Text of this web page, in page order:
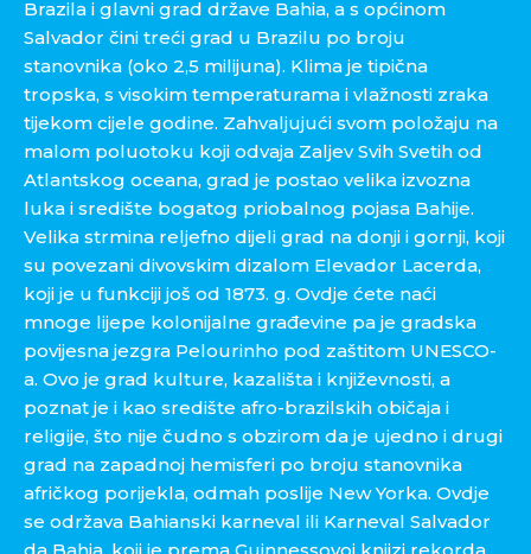
Brazila i glavni grad države Bahia, a s općinom
Salvador čini treći grad u Brazilu po broju
stanovnika (oko 2,5 milijuna). Klima je tipična
tropska, s visokim temperaturama i vlažnosti zraka
tijekom cijele godine. Zahvaljujući svom položaju na
malom poluotoku koji odvaja Zaljev Svih Svetih od
Atlantskog oceana, grad je postao velika izvozna
luka i središte bogatog priobalnog pojasa Bahije.
Velika strmina reljefno dijeli grad na donji i gornji, koji
su povezani divovskim dizalom Elevador Lacerda,
koji je u funkciji još od 1873. g. Ovdje ćete naći
mnoge lijepe kolonijalne građevine pa je gradska
povijesna jezgra Pelourinho pod zaštitom UNESCO-
a. Ovo je grad kulture, kazališta i književnosti, a
poznat je i kao središte afro-brazilskih običaja i
religije, što nije čudno s obzirom da je ujedno i drugi
grad na zapadnoj hemisferi po broju stanovnika
afričkog porijekla, odmah poslije New Yorka. Ovdje
se održava Bahianski karneval ili Karneval Salvador